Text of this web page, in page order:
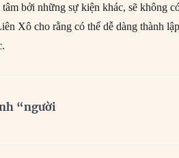
bởi những sự kiện khác, sẽ không
Xô cho rằng có thể dễ dàng thành lập
“người